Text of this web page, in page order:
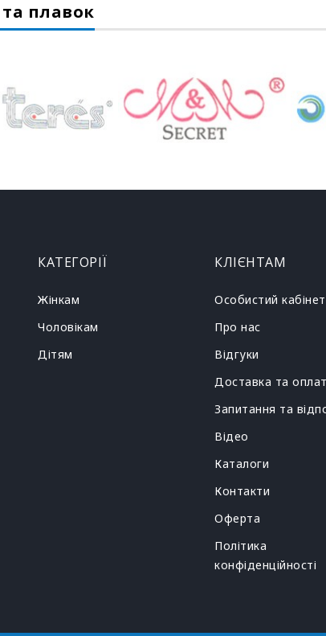
плавок
КАТЕГОРІЇ
Жінкам
Чоловікам
Дітям
КЛІЄНТАМ
Особистий кабінет
Про нас
Відгуки
Доставка та
Запитання та
Відео
Каталоги
Контакти
Оферта
Політика
конфіденційності